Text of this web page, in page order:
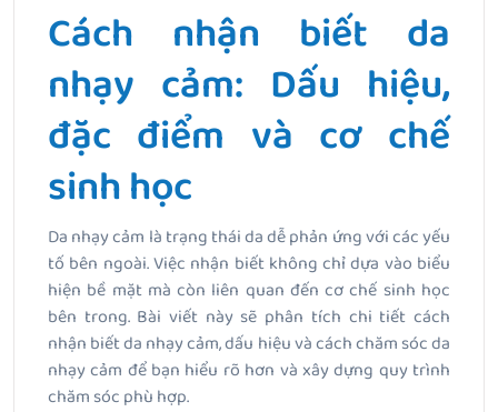
Cách nhận biết da
nhạy cảm: Dấu hiệu,
đặc điểm và cơ chế
sinh học
Da nhạy cảm là trạng thái da dễ phản ứng với các yếu
tố bên ngoài. Việc nhận biết không chỉ dựa vào biểu
hiện bề mặt mà còn liên quan đến cơ chế sinh học
bên trong. Bài viết này sẽ phân tích chi tiết cách
nhận biết da nhạy cảm, dấu hiệu và cách chăm sóc da
nhạy cảm để bạn hiểu rõ hơn và xây dựng quy trình
chăm sóc phù hợp.